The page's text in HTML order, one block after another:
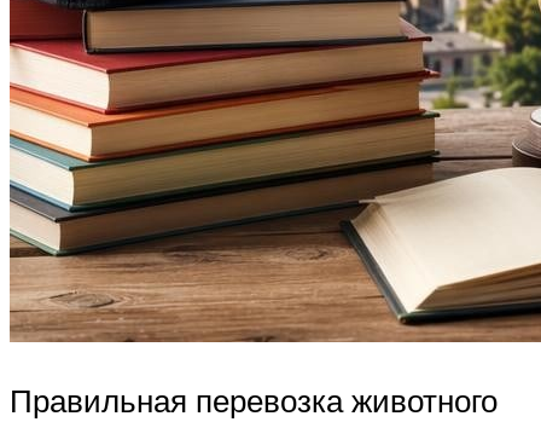
Правильная перевозка животного